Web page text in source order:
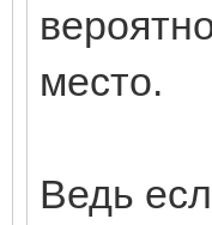
место.
Ведь